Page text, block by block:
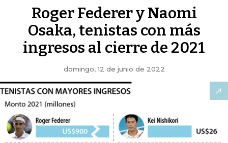
Roger Federer y Naomi
Osaka, tenistas con más
ingresos al cierre de 2021
domingo, 12 de junio de 2022